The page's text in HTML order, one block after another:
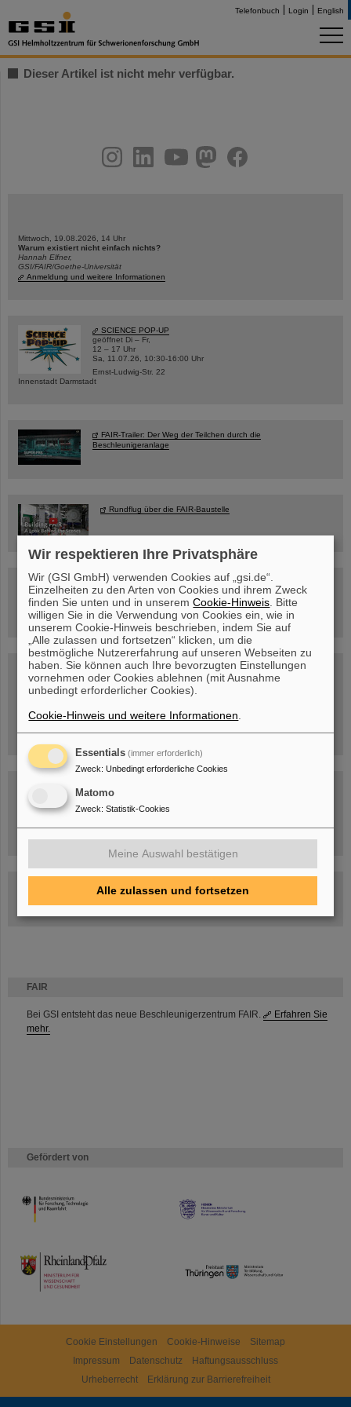
Telefonbuch Login English
FAIR
Bei GSI entsteht das neue Beschleunigerzentrum FAIR.
Erfahren Sie
mehr.
Gefördert von
HMWK
TMWWDG
Dieser Artikel ist nicht mehr verfügbar.
youtubehelmholtz.socialfacebook
Mittwoch, 19.08.2026, 14 Uhr
Warum existiert nicht einfach nichts?
Hannah Elfner,
GSI/FAIR/Goethe-Universität
Anmeldung und weitere Informationen
SCIENCE POP-UP
geöffnet Di – Fr,
12 – 17 Uhr
Sa, 11.07.26, 10:30-16:00 Uhr
Ernst-Ludwig-Str. 22
Innenstadt Darmstadt
FAIR-Trailer: Der Weg der Teilchen durch die
Beschleunigeranlage
Rundflug über die FAIR-Baustelle
Besichtigung von GSI/FAIR –
jetzt Termin buchen!
Blog Beam On
Menschen ...hinter GSI und FAIR.
GSI-FAIR Kolloquium
Cookie Einstellungen Cookie-Hinweise
Sitemap
Impressum
Datenschutz
Haftungsausschluss
Urheberrecht
Erklärung zur Barrierefreiheit
Wir respektieren Ihre Privatsphäre
Wir (GSI GmbH) verwenden Cookies auf „gsi.de“.
Einzelheiten zu den Arten von Cookies und ihrem Zweck
finden Sie unten und in unseremCookie-Hinweis . Bitte
willigen Sie in die Verwendung von Cookies ein, wie in
unserem Cookie-Hinweis beschrieben, indem Sie auf
„Alle zulassen und fortsetzen“ klicken, um die
bestmögliche Nutzererfahrung auf unseren Webseiten zu
haben. Sie können auch Ihre bevorzugten Einstellungen
vornehmen oder Cookies ablehnen (mit Ausnahme
unbedingt erforderlicher Cookies).
Cookie-Hinweis und weitere Informationen
Essentials (immer erforderlich)
Zweck: Unbedingt erforderliche Cookies
Matomo
Zweck: Statistik-Cookies
Meine Auswahl bestätigen
Alle zulassen und fortsetzen